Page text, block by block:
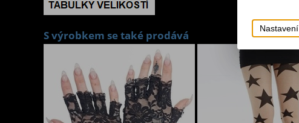
S výrobkem se také prodává Nastavení